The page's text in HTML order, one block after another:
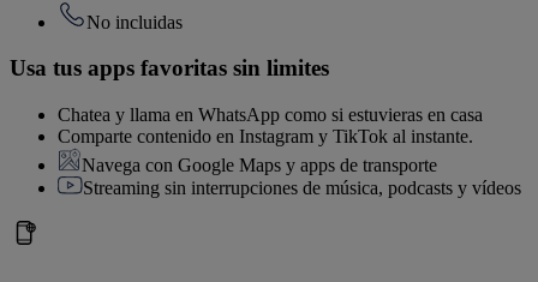
No incluidas
Usa tus apps favoritas sin limites
Chatea y llama en WhatsApp como si estuvieras en casa
Comparte contenido en Instagram y TikTok al instante.
Navega con Google Maps y apps de transporte
Streaming sin interrupciones de música, podcasts y vídeos